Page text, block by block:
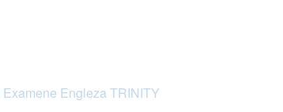
Examene Engleza TRINITY